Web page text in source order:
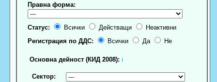
Правна форма:
Статус: Всички Действащи
Неактивни
Регистрация по ДДС:
Всички Да Не
Основна дейност (КИД 2008): ℹ
Сектор: